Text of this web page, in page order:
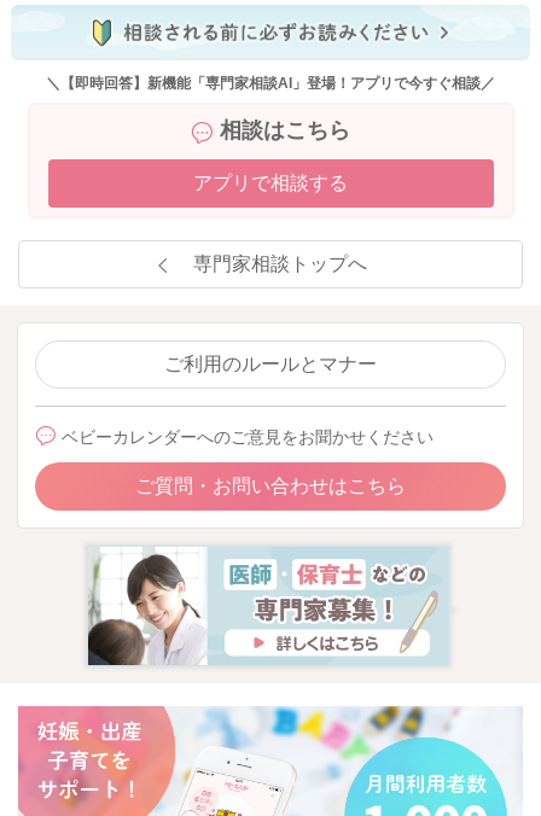
＼【即時回答】新機能「専門家相談AI」登場！アプリで今すぐ相談／
相談はこちら
アプリで相談する
専門家相談トップへ
ご利用のルールとマナー
ベビーカレンダーへのご意見をお聞かせください
ご質問・お問い合わせはこちら